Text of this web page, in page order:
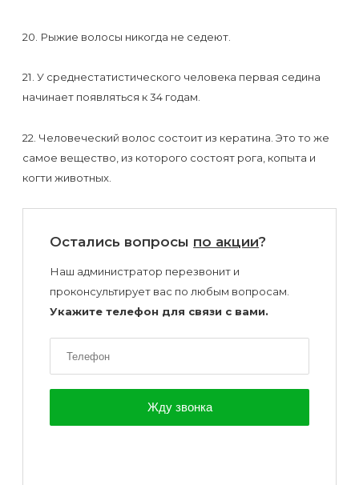
20. Рыжие волосы никогда не седеют.
21. У среднестатистического человека первая седина
начинает появляться к 34 годам.
22. Человеческий волос состоит из кератина. Это то же
самое вещество, из которого состоят рога, копыта и
когти животных.
Остались вопросы по акции?
Наш администратор перезвонит и
проконсультирует вас по любым вопросам.
Укажите телефон для связи с вами.